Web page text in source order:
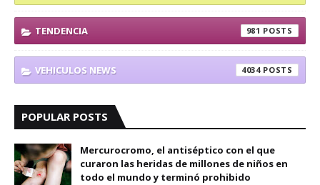
TENDENCIA 981
VEHICULOS NEWS 4034
POPULAR POSTS
Mercurocromo, el antiséptico con el que
curaron las heridas de millones de niños en
todo el mundo y terminó prohibido